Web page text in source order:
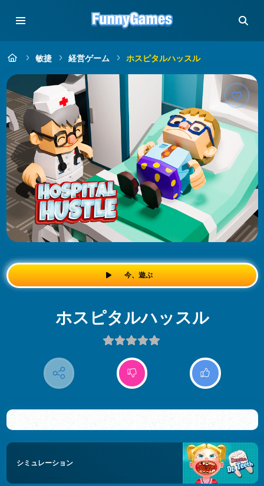
敏捷 経営ゲーム ホスピタルハッスル
今、遊ぶ
ホスピタルハッスル
シミュレーション